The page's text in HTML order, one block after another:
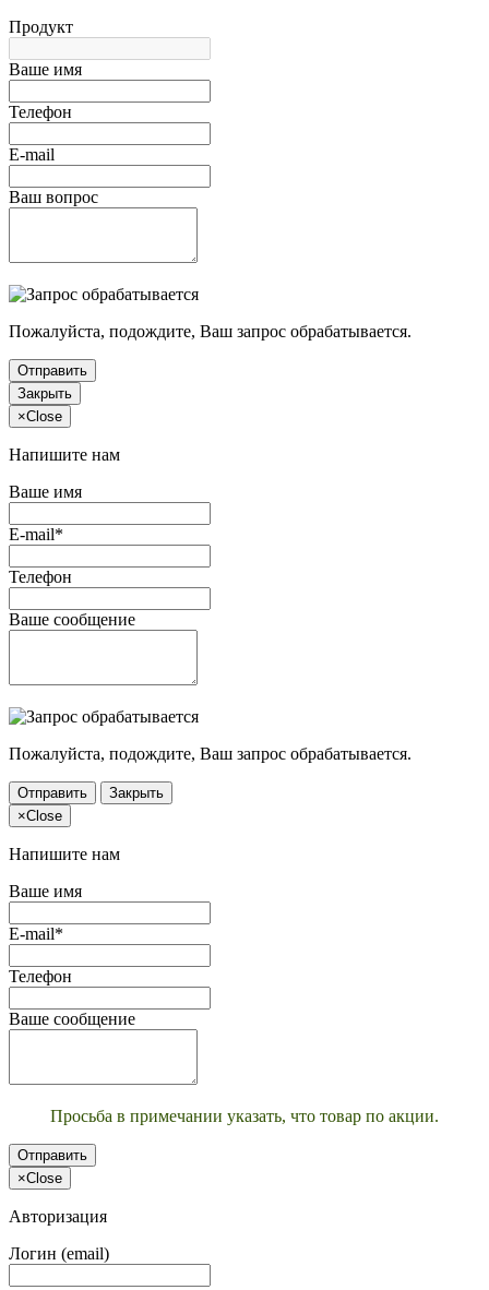
Продукт
Ваше имя
Телефон
E-mail
Ваш вопрос
Пожалуйста, подождите, Ваш запрос обрабатывается.
Отправить
Закрыть
×Close
Напишите нам
Ваше имя
E-mail*
Телефон
Ваше сообщение
Пожалуйста, подождите, Ваш запрос обрабатывается.
Отправить
Закрыть
×Close
Напишите нам
Ваше имя
E-mail*
Телефон
Ваше сообщение
Просьба в примечании указать, что товар по акции.
Отправить
×Close
Авторизация
Логин (email)